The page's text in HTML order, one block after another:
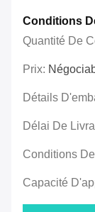
Conditions
Quantité De
Prix:
Détails
Délai De
Conditions
Capacité